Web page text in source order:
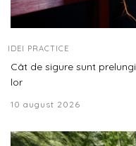
IDEI PRACTICE
Cât de sigure sunt
lor
10 august 2026